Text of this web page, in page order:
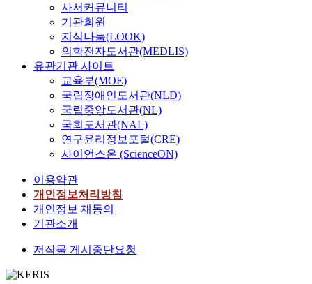
사서커뮤니티
기관회원
지식나눔(LOOK)
의학전자도서관(MEDLIS)
유관기관 사이트
교육부(MOE)
국립장애인도서관(NLD)
국립중앙도서관(NL)
국회도서관(NAL)
연구윤리정보포털(CRE)
사이언스온 (ScienceON)
이용약관
개인정보처리방침
개인정보 재동의
기관소개
저작물 게시중단요청